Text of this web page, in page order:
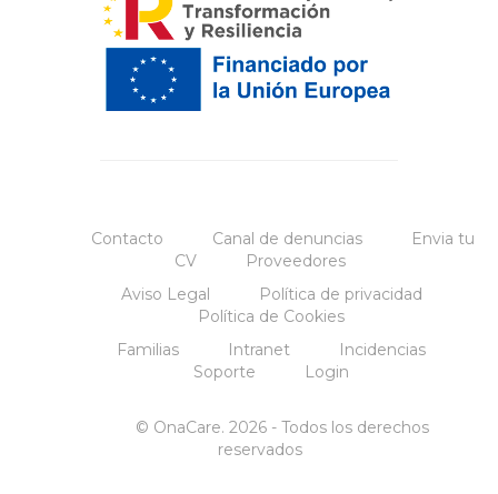
Contacto Canal de denuncias
Envia tu
CV
Proveedores
Aviso Legal
Política de privacidad
Política de Cookies
Familias
Intranet
Incidencias
Soporte
Login
© OnaCare. 2026 - Todos los derechos
reservados